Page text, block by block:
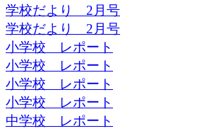
学校だより 2月号
学校だより 2月号
小学校 レポート
小学校 レポート
小学校 レポート
小学校 レポート
中学校 レポート